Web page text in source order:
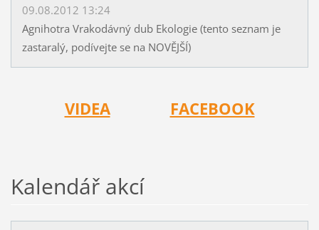
09.08.2012 13:24
Agnihotra Vrakodávný dub Ekologie (tento seznam je
zastaralý, podívejte se na NOVĚJŠÍ)
VIDEA FACEBOOK
Kalendář akcí